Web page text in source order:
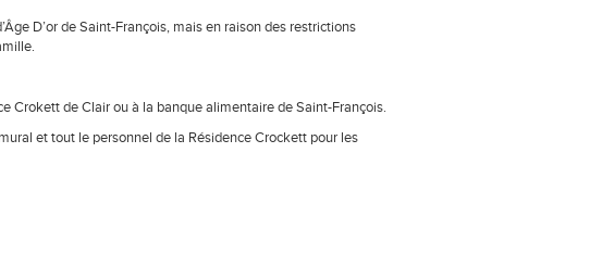
D’or de Saint-François, mais en raison des restrictions
Crokett de Clair ou à la banque alimentaire de Saint-François.
et tout le personnel de la Résidence Crockett pour les